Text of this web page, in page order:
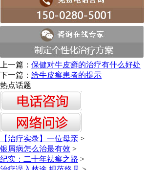
上一篇： 保健对牛皮癣的治疗有什么好处
下一篇： 给牛皮癣患者的提示
热点话题
【治疗实录】一位母亲 >
银屑病怎么治最有效 >
纪实：二十年祛癣之路 >